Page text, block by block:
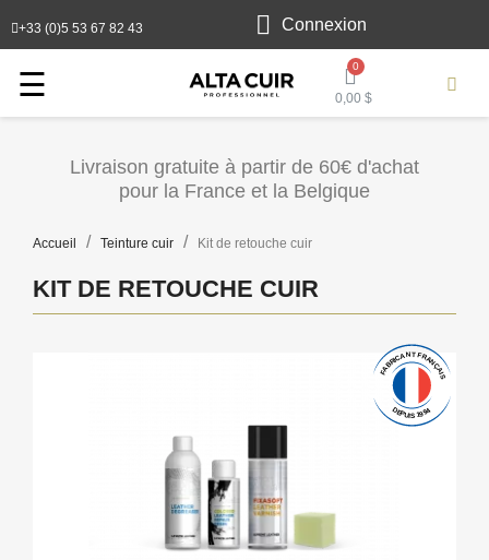
+33 (0)5 53 67 82 43 Connexion
Toggle
navigation
☰ 0,00 $
Livraison gratuite à partir de 60€ d'achat
pour la France et la Belgique
Accueil Teinture cuir Kit de retouche cuir
KIT DE RETOUCHE CUIR